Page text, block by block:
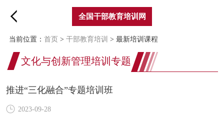
全国干部教育培训网
当前位置： 首页 > 干部教育培训 > 最新培训课程
文化与创新管理培训专题
推进“三化融合”专题培训班
2023-09-28